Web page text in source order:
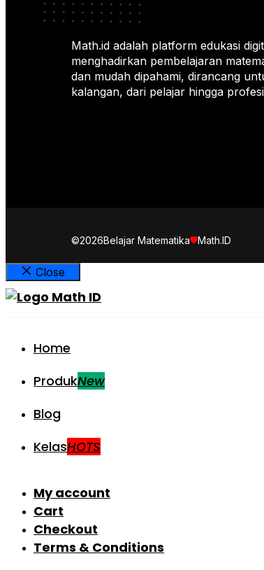
Math.id adalah platform edukasi
menghadirkan pembelajaran
dan mudah dipahami, dirancang
kalangan, dari pelajar hingga
©2026Belajar Matematika Math.ID
Close
Home
ProdukNew
Blog
KelasHOTS
My account
Cart
Checkout
Terms & Conditions